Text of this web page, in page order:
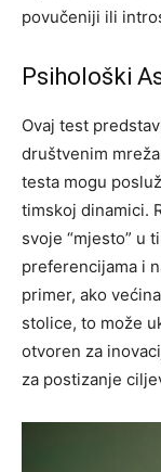
povučeniji ili
Psihološki
Ovaj test
društvenim
testa mogu
timskoj dinamici.
svoje “mjesto” u
preferencijama i
primer, ako
stolice, to može
otvoren za
za postizanje